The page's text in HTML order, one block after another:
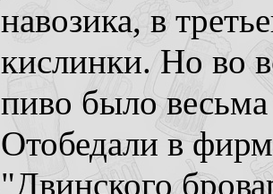
навозика, в
кислинки. Но во
пиво было
Отобедали в
"Двинского